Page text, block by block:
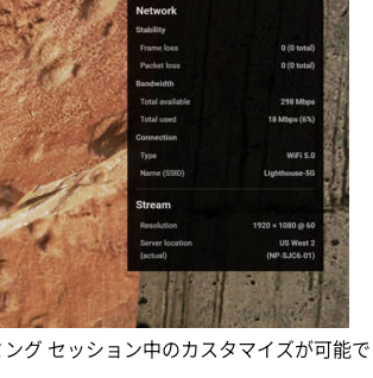
グ セッション中のカスタマイズが可能で